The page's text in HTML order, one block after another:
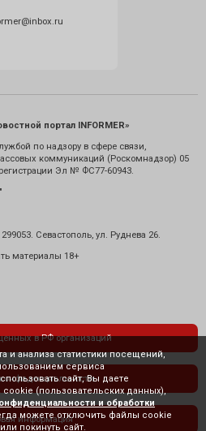
портал INFORMER»
по надзору в сфере связи,
коммуникаций (Роскомнадзор) 05
Эл № ФС77-60943.
Севастополь, ул. Руднева 26.
материалы 18+
в РФ организаций
информация
и анализа статистики посещений,
сервиса
сайт, Вы даете
(пользовательских данных),
и обработки
можете отключить файлы cookie
покинуть сайт.